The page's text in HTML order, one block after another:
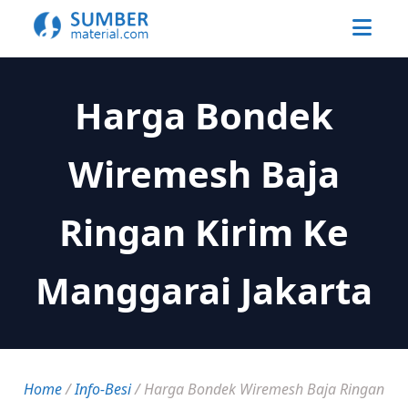
Harga Bondek
Wiremesh Baja
Ringan Kirim Ke
Manggarai Jakarta
Home/Info-Besi/Harga Bondek Wiremesh Baja Ringan